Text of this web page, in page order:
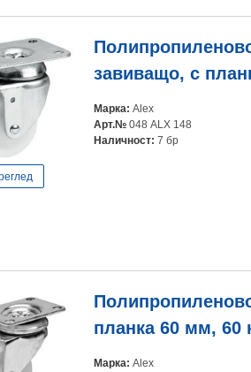
завиващо, с
Марка: Alex
Арт.№ 048 ALX 148
Наличност: 7 бр
планка 60 мм, 60
Марка: Alex